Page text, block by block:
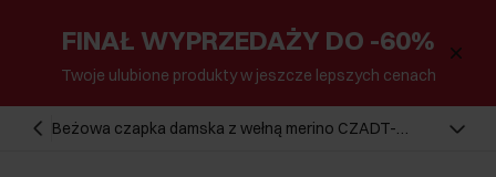
FINAŁ WYPRZEDAŻY DO -60%
Twoje ulubione produkty w jeszcze lepszych cenach
Beżowa czapka damska z wełną merino CZADT-